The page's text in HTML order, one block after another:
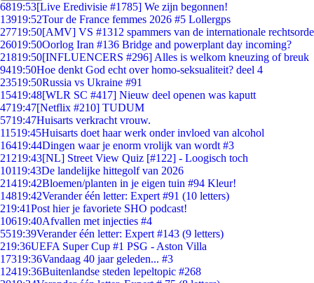
6819:53[Live Eredivisie #1785] We zijn begonnen!
13919:52Tour de France femmes 2026 #5 Lollergps
27719:50[AMV] VS #1312 spammers van de internationale rechtsorde
26019:50Oorlog Iran #136 Bridge and powerplant day incoming?
21819:50[INFLUENCERS #296] Alles is welkom kneuzing of breuk
9419:50Hoe denkt God echt over homo-seksualiteit? deel 4
23519:50Russia vs Ukraine #91
15419:48[WLR SC #417] Nieuw deel openen was kaputt
4719:47[Netflix #210] TUDUM
5719:47Huisarts verkracht vrouw.
11519:45Huisarts doet haar werk onder invloed van alcohol
16419:44Dingen waar je enorm vrolijk van wordt #3
21219:43[NL] Street View Quiz [#122] - Loogisch toch
10119:43De landelijke hittegolf van 2026
21419:42Bloemen/planten in je eigen tuin #94 Kleur!
14819:42Verander één letter: Expert #91 (10 letters)
219:41Post hier je favoriete SHO podcast!
10619:40Afvallen met injecties #4
5519:39Verander één letter: Expert #143 (9 letters)
219:36UEFA Super Cup #1 PSG - Aston Villa
17319:36Vandaag 40 jaar geleden... #3
12419:36Buitenlandse steden lepeltopic #268